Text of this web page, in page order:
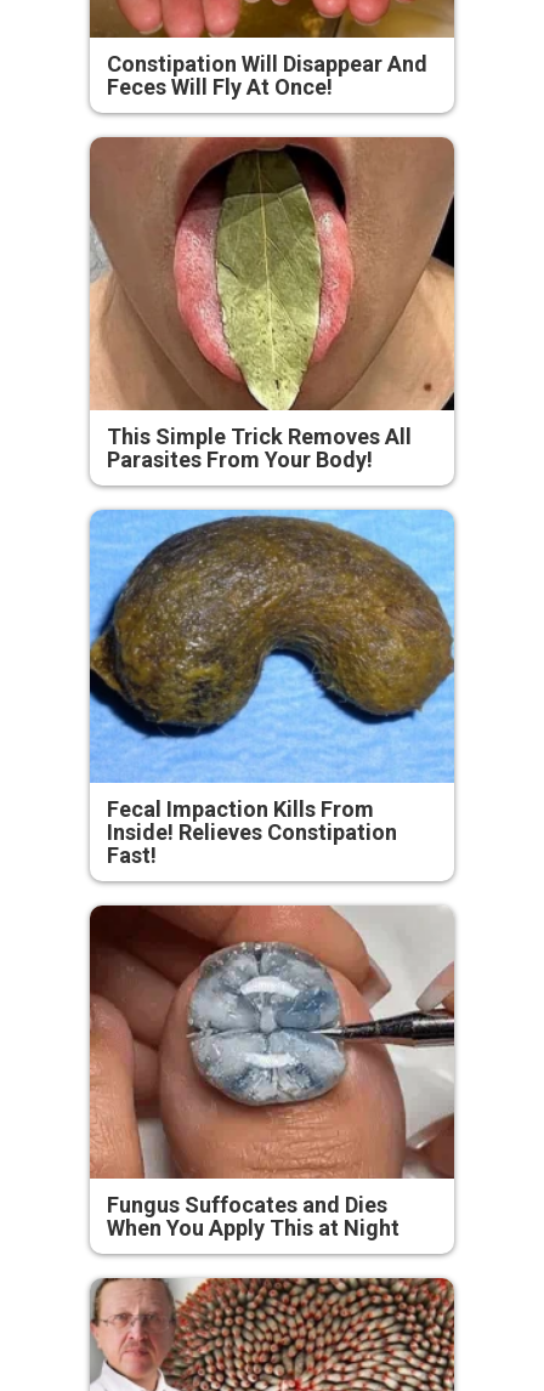
Constipation Will Disappear And
Feces Will Fly At Once!
This Simple Trick Removes All
Parasites From Your Body!
Fecal Impaction Kills From
Inside! Relieves Constipation
Fast!
Fungus Suffocates and Dies
When You Apply This at Night